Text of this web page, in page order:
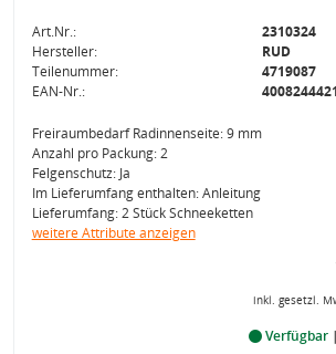
Art.Nr.:
2310324
Hersteller:
RUD
Teilenummer:
4719087
EAN-Nr.:
Freiraumbedarf Radinnenseite: 9 mm
Anzahl pro Packung: 2
Felgenschutz: Ja
Im Lieferumfang enthalten: Anleitung
Lieferumfang: 2 Stück Schneeketten
weitere Attribute anzeigen
inkl. gesetzl.
Verfügbar